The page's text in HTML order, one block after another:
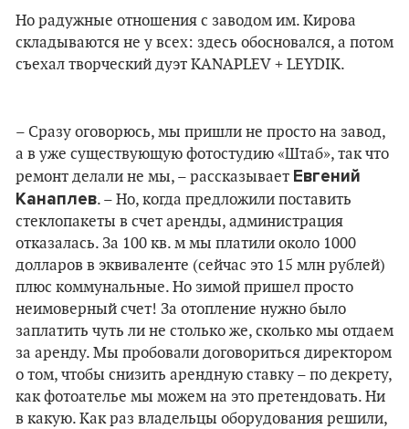
Но радужные отношения с заводом им. Кирова
складываются не у всех: здесь обосновался, а потом
съехал творческий дуэт KANAPLEV + LEYDIK.
– Сразу оговорюсь, мы пришли не просто на завод,
а в уже существующую фотостудию «Штаб», так что
ремонт делали не мы, – рассказывает Евгений
Канаплев. – Но, когда предложили поставить
стеклопакеты в счет аренды, администрация
отказалась. За 100 кв. м мы платили около 1000
долларов в эквиваленте (сейчас это 15 млн рублей)
плюс коммунальные. Но зимой пришел просто
неимоверный счет! За отопление нужно было
заплатить чуть ли не столько же, сколько мы отдаем
за аренду. Мы пробовали договориться директором
о том, чтобы снизить арендную ставку – по декрету,
как фотоателье мы можем на это претендовать. Ни
в какую. Как раз владельцы оборудования решили,